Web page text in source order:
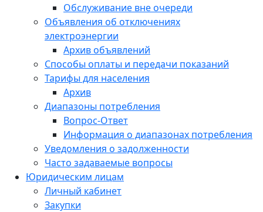
Обслуживание вне очереди
Объявления об отключениях
электроэнергии
Архив объявлений
Способы оплаты и передачи показаний
Тарифы для населения
Архив
Диапазоны потребления
Вопрос-Ответ
Информация о диапазонах потребления
Уведомления о задолженности
Часто задаваемые вопросы
Юридическим лицам
Личный кабинет
Закупки